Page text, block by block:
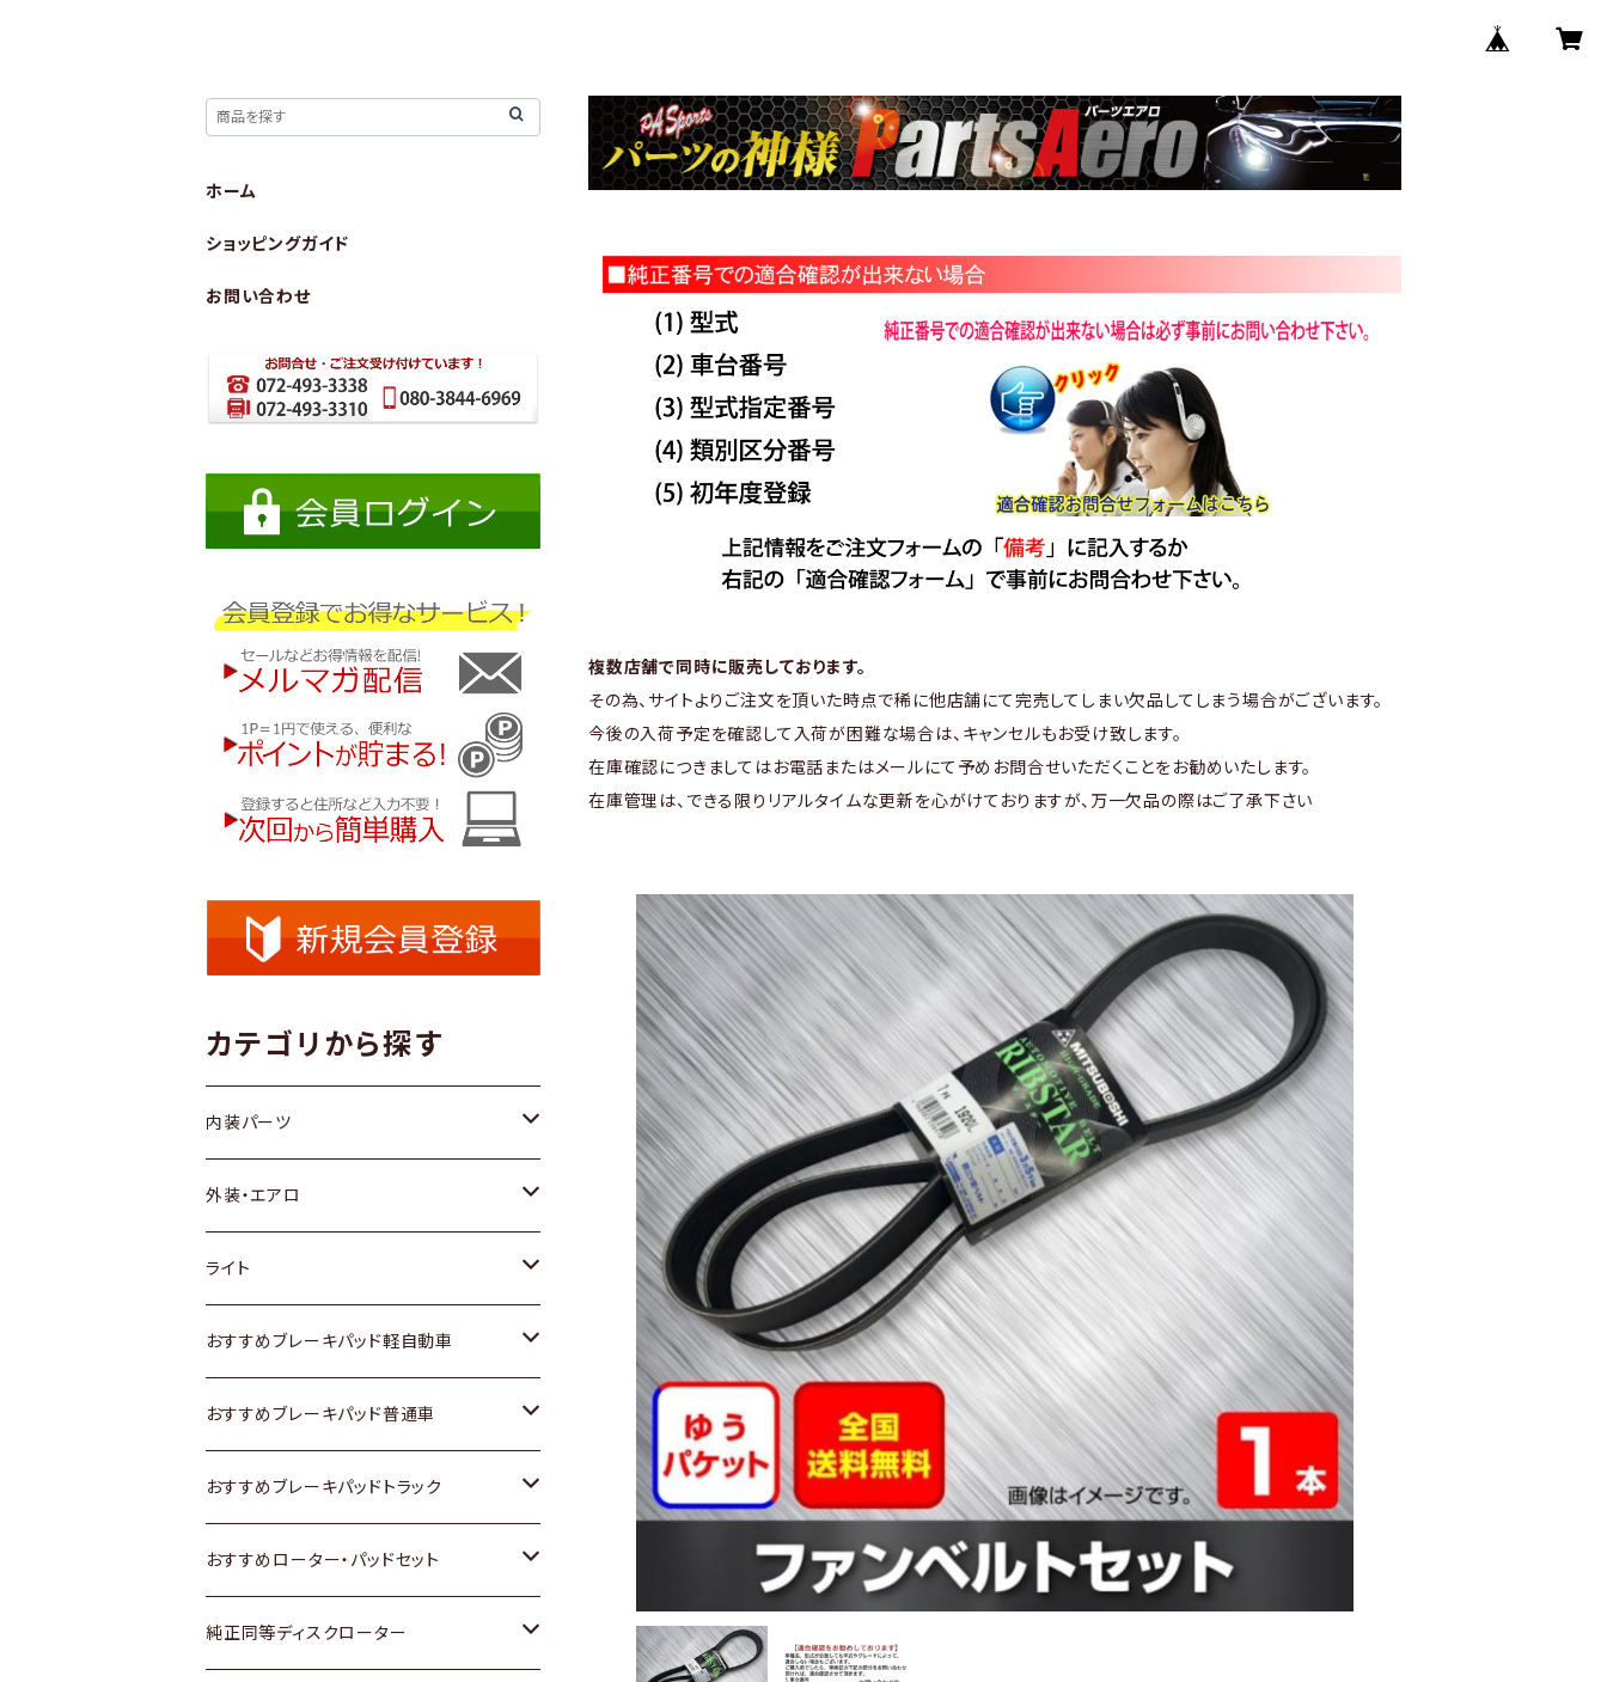
複数店舗で同時に販売しております。
その為、サイトよりご注文を頂いた時点で稀に他店舗にて完売してしまい欠品してしまう場合がございます。
今後の入荷予定を確認して入荷が困難な場合は、キャンセルもお受け致します。
在庫確認につきましてはお電話またはメールにて予めお問合せいただくことをお勧めいたします。
在庫管理は、できる限りリアルタイムな更新を心がけておりますが、万一欠品の際はご了承下さい
ホーム
ショッピングガイド
お問い合わせ
カテゴリから探す
内装パーツ
トヨタ
ホンダ
スズキ
日産
いすゞ
ダイハツ
マツダ
外装・エアロ
トヨタ
ホンダ
スズキ
日産
いすゞ
ダイハツ
ライト
トヨタ
スズキ
日産
いすゞ
ダイハツ
おすすめブレーキパッド軽自動車
トヨタ
ホンダ
スズキ
日産
おすすめブレーキパッド普通車
トヨタ
ホンダ
スズキ
おすすめブレーキパッドトラック
トヨタ
日産
おすすめローター・パッドセット
トヨタ
純正同等ディスクローター